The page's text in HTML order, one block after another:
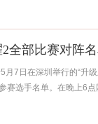
全部比赛对阵
月7日在深圳举行的“升
赛选手名单。在晚上6